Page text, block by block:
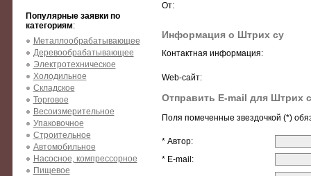
Популярные заявки по
категориям:
Металлообрабатывающее
Деревообрабатывающее
Электротехническое
Холодильное
Складское
Торговое
Весоизмерительное
Упаковочное
Строительное
Автомобильное
Насосное, компрессорное
Пищевое
От:
Информация о Штрих су
Контактная информация:
Web-сайт:
Отправить E-mail для Штрих
Поля помеченные звездочкой (*)
* Автор:
* E-mail: